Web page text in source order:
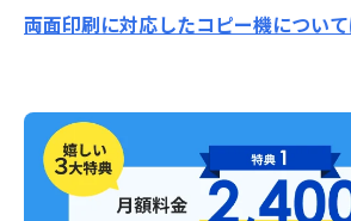
両面印刷に対応したコピー機につい